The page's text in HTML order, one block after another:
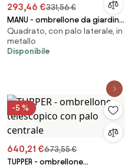
293,46 €331,56 €
MANU - ombrellone da giardino
decentrato
Quadrato, con palo laterale, in
metallo
Disponibile
-5 %
640,21 €673,55 €
TUPPER - ombrellone